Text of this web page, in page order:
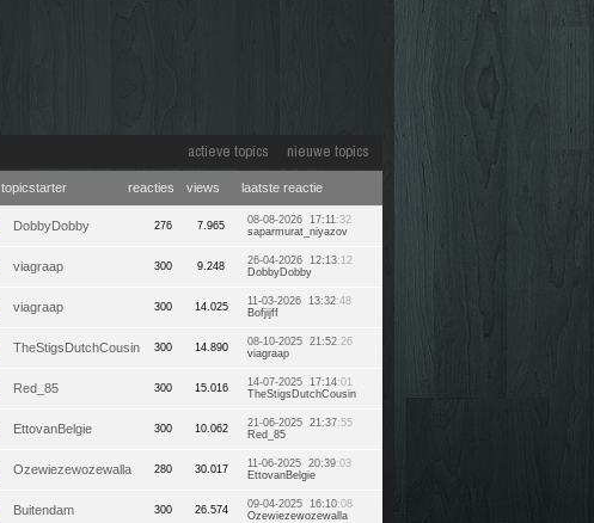
actieve topics nieuwe topics
topicstarter reacties views laatste reactie
DobbyDobby 276 7.965 08-08-2026 17:11:32
saparmurat_niyazov
viagraap 300 9.248 26-04-2026 12:13:12
DobbyDobby
viagraap 300 14.025 11-03-2026 13:32:48
Bofjijff
TheStigsDutchCousin 300 14.890 08-10-2025 21:52:26
viagraap
Red_85 300 15.016 14-07-2025 17:14:01
TheStigsDutchCousin
EttovanBelgie 300 10.062 21-06-2025 21:37:55
Red_85
Ozewiezewozewalla 280 30.017 11-06-2025 20:39:03
EttovanBelgie
Buitendam 300 26.574 09-04-2025 16:10:08
Ozewiezewozewalla